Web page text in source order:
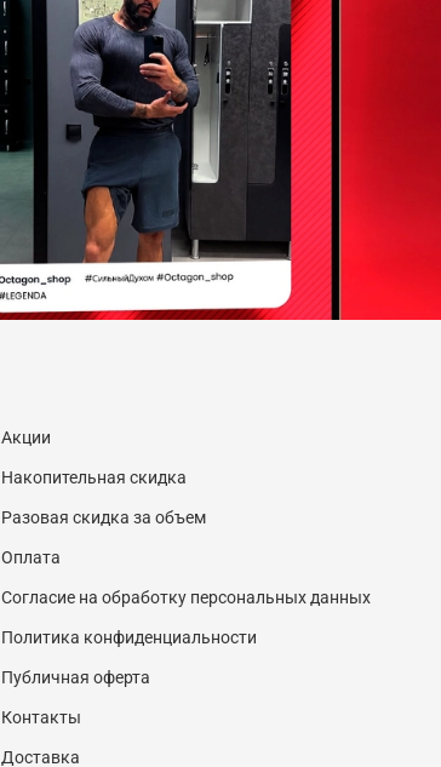
Акции
Накопительная скидка
Разовая скидка за объем
Оплата
Согласие на обработку персональных данных
Политика конфиденциальности
Публичная оферта
Контакты
Доставка